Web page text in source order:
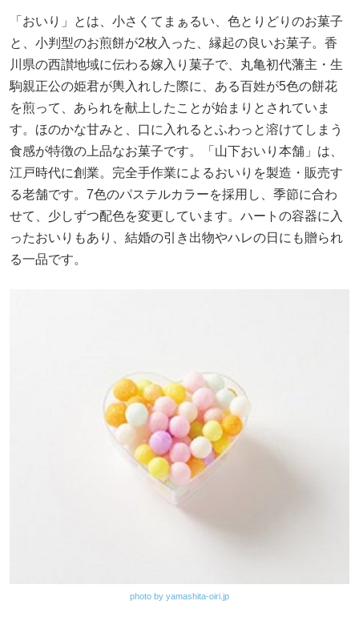
「おいり」とは、小さくてまぁるい、色とりどりのお菓子
と、小判型のお煎餅が2枚入った、縁起の良いお菓子。香
川県の西讃地域に伝わる嫁入り菓子で、丸亀初代藩主・生
駒親正公の姫君が輿入れした際に、ある百姓が5色の餅花
を煎って、あられを献上したことが始まりとされていま
す。ほのかな甘みと、口に入れるとふわっと溶けてしまう
食感が特徴の上品なお菓子です。「山下おいり本舗」は、
江戸時代に創業。完全手作業によるおいりを製造・販売す
る老舗です。7色のパステルカラーを採用し、季節に合わ
せて、少しずつ配色を変更しています。ハートの容器に入
ったおいりもあり、結婚の引き出物やハレの日にも贈られ
る一品です。
photo by yamashita-oiri.jp